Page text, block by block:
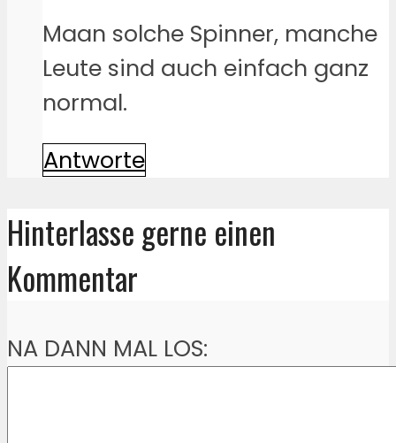
Maan solche Spinner, manche
Leute sind auch einfach ganz
normal.
Antworte
Hinterlasse gerne einen
Kommentar
NA DANN MAL LOS: